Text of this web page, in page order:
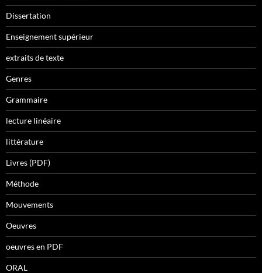
Dissertation
Enseignement supérieur
extraits de texte
Genres
Grammaire
lecture linéaire
littérature
Livres (PDF)
Méthode
Mouvements
Oeuvres
oeuvres en PDF
ORAL